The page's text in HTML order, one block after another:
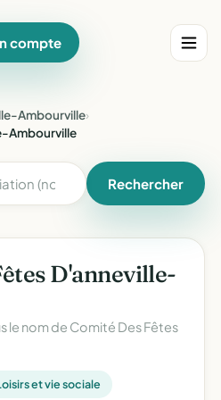
compte
Ambourville›
Ambourville
Rechercher
D'anneville-
le nom de Comité Des Fêtes
et vie sociale